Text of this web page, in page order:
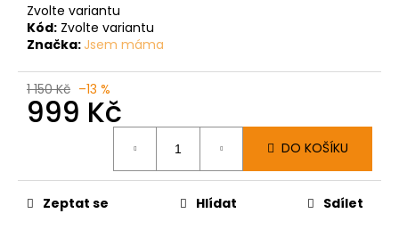
Zvolte variantu
Kód: Zvolte variantu
Značka: Jsem máma
1 150 Kč –13 %
999 Kč
DO KOŠÍKU
Zeptat se Hlídat Sdílet